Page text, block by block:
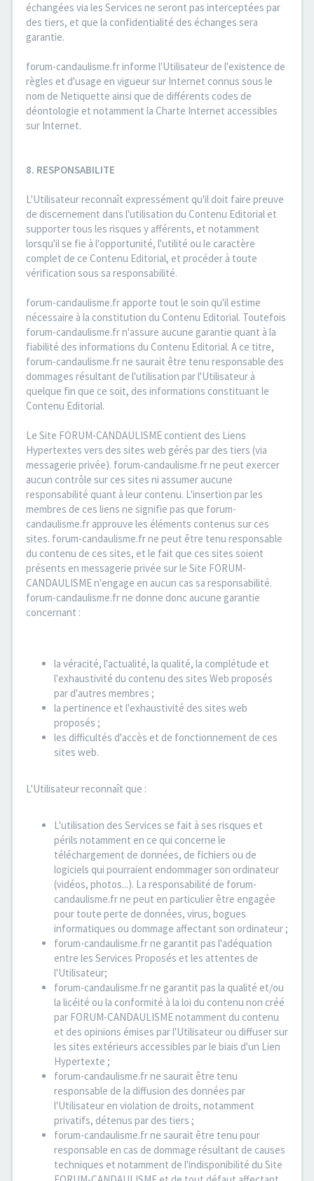
échangées via les Services ne seront pas interceptées par
des tiers, et que la confidentialité des échanges sera
garantie.
forum-candaulisme.fr informe l'Utilisateur de l'existence de
règles et d'usage en vigueur sur Internet connus sous le
nom de Netiquette ainsi que de différents codes de
déontologie et notamment la Charte Internet accessibles
sur Internet.
8. RESPONSABILITE
L'Utilisateur reconnaît expressément qu'il doit faire preuve
de discernement dans l'utilisation du Contenu Editorial et
supporter tous les risques y afférents, et notamment
lorsqu'il se fie à l'opportunité, l'utilité ou le caractère
complet de ce Contenu Editorial, et procéder à toute
vérification sous sa responsabilité.
forum-candaulisme.fr apporte tout le soin qu'il estime
nécessaire à la constitution du Contenu Editorial. Toutefois
forum-candaulisme.fr n'assure aucune garantie quant à la
fiabilité des informations du Contenu Editorial. A ce titre,
forum-candaulisme.fr ne saurait être tenu responsable des
dommages résultant de l'utilisation par l'Utilisateur à
quelque fin que ce soit, des informations constituant le
Contenu Editorial.
Le Site FORUM-CANDAULISME contient des Liens
Hypertextes vers des sites web gérés par des tiers (via
messagerie privée). forum-candaulisme.fr ne peut exercer
aucun contrôle sur ces sites ni assumer aucune
responsabilité quant à leur contenu. L'insertion par les
membres de ces liens ne signifie pas que forum-
candaulisme.fr approuve les éléments contenus sur ces
sites. forum-candaulisme.fr ne peut être tenu responsable
du contenu de ces sites, et le fait que ces sites soient
présents en messagerie privée sur le Site FORUM-
CANDAULISME n'engage en aucun cas sa responsabilité.
forum-candaulisme.fr ne donne donc aucune garantie
concernant :
la véracité, l'actualité, la qualité, la complétude et
l'exhaustivité du contenu des sites Web proposés
par d'autres membres ;
la pertinence et l'exhaustivité des sites web
proposés ;
les difficultés d'accès et de fonctionnement de ces
sites web.
L'Utilisateur reconnaît que :
L'utilisation des Services se fait à ses risques et
périls notamment en ce qui concerne le
téléchargement de données, de fichiers ou de
logiciels qui pourraient endommager son ordinateur
(vidéos, photos...). La responsabilité de forum-
candaulisme.fr ne peut en particulier être engagée
pour toute perte de données, virus, bogues
informatiques ou dommage affectant son ordinateur ;
forum-candaulisme.fr ne garantit pas l'adéquation
entre les Services Proposés et les attentes de
l'Utilisateur;
forum-candaulisme.fr ne garantit pas la qualité et/ou
la licéité ou la conformité à la loi du contenu non créé
par FORUM-CANDAULISME notamment du contenu
et des opinions émises par l'Utilisateur ou diffuser sur
les sites extérieurs accessibles par le biais d'un Lien
Hypertexte ;
forum-candaulisme.fr ne saurait être tenu
responsable de la diffusion des données par
l'Utilisateur en violation de droits, notamment
privatifs, détenus par des tiers ;
forum-candaulisme.fr ne saurait être tenu pour
responsable en cas de dommage résultant de causes
techniques et notamment de l'indisponibilité du Site